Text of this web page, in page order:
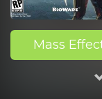
Mass